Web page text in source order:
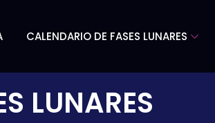
CALENDARIO DE FASES LUNARES
LUNARES